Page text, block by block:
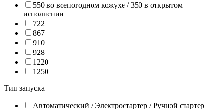
550 во всепогодном кожухе / 350 в открытом
исполнении
722
867
910
928
1220
1250
Тип запуска
Автоматический / Электростартер / Ручной стартер